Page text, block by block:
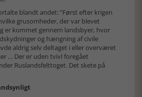
blandt andet: ”Først efter krigen
grusomheder, der var blevet
er kommet gennem landsbyer, hvor
og hængning af civile
aldrig selv deltaget i eller overværet
… Der er uden tvivl foregået
Ruslandsfelttoget. Det skete på